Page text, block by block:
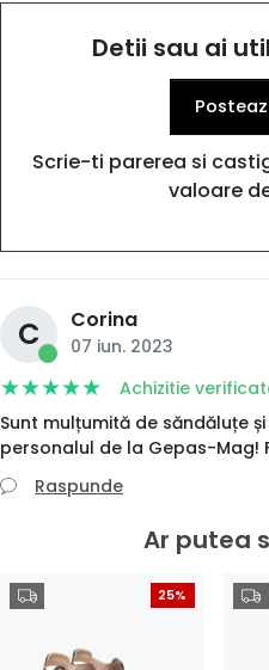
Detii sau ai
Scrie-ti parerea si
valoare
C Corina
07 iun. 2023
Achizitie
Sunt mulțumită de săndăluțe
personalul de la Gepas-Mag!
Raspunde
Ar putea
25%